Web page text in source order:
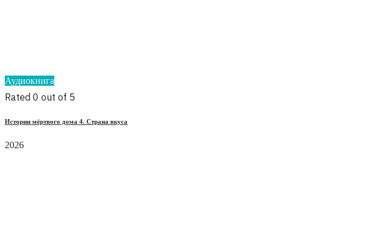
Аудиокнига
Rated 0 out of 5
Истории мёртвого дома 4. Страна вкуса
2026